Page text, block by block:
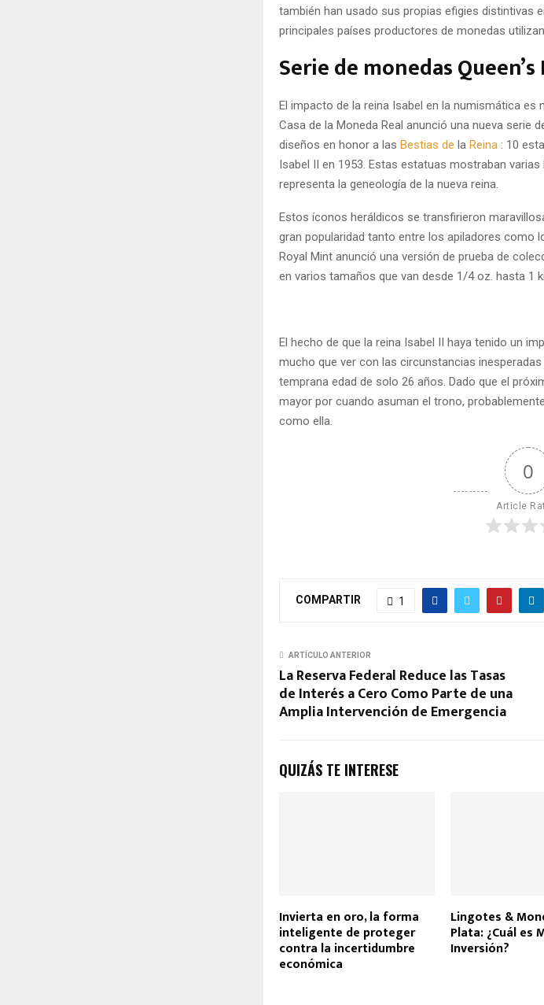
también han usado sus propias efigies distintivas
principales países productores de monedas
Serie de monedas
El impacto de la reina Isabel en la numismática es
Casa de la Moneda Real anunció una nueva serie
diseños en honor a las Bestias de la Reina : 10
Isabel II en 1953. Estas estatuas mostraban
representa la geneología de la nueva reina.
Estos íconos heráldicos se transfirieron
gran popularidad tanto entre los apiladores como
Royal Mint anunció una versión de prueba de
en varios tamaños que van desde 1/4 oz. hasta 1
El hecho de que la reina Isabel II haya tenido un
mucho que ver con las circunstancias
temprana edad de solo 26 años. Dado que el
mayor por cuando asuman el trono,
como ella.
0
Article
COMPARTIR 1
ARTÍCULO ANTERIOR
La Reserva Federal Reduce las Tasas
de Interés a Cero Como Parte de una
Amplia Intervención de Emergencia
QUIZÁS TE INTERESE
Invierta en oro, la forma
inteligente de proteger
contra la incertidumbre
económica
Lingotes &
Plata: ¿Cuál es
Inversión?